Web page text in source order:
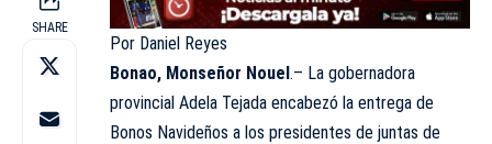
SHARE
Por Daniel Reyes
Bonao, Monseñor Nouel.– La gobernadora
provincial Adela Tejada encabezó la entrega de
Bonos Navideños a los presidentes de juntas de